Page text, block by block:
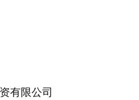
有限公司